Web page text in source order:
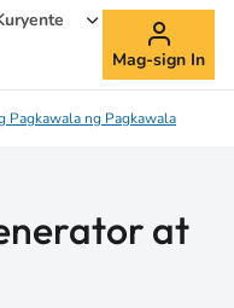
Mag-sign In
Pagkawala ng Pagkawala
at